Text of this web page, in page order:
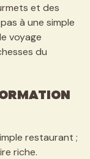
et des
à une simple
voyage
du
restaurant ;
riche.